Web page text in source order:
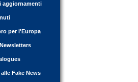
aggiornamenti
per l'Europa
Fake News